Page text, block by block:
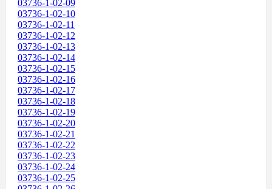
03736-1-02-09
03736-1-02-10
03736-1-02-11
03736-1-02-12
03736-1-02-13
03736-1-02-14
03736-1-02-15
03736-1-02-16
03736-1-02-17
03736-1-02-18
03736-1-02-19
03736-1-02-20
03736-1-02-21
03736-1-02-22
03736-1-02-23
03736-1-02-24
03736-1-02-25